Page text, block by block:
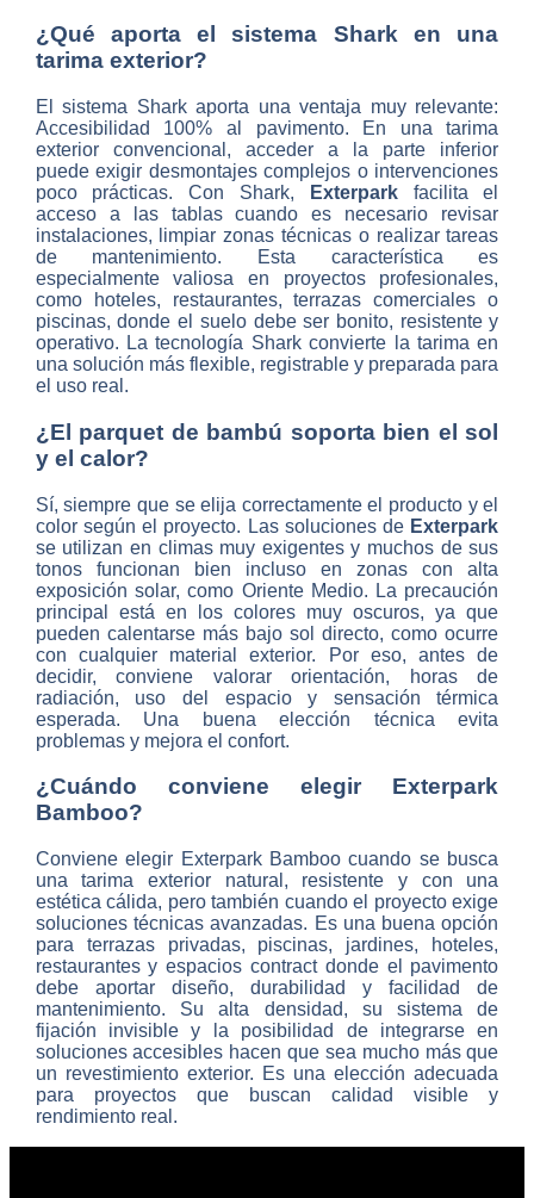
¿Qué aporta el sistema Shark en una
tarima exterior?
El sistema Shark aporta una ventaja muy relevante:
Accesibilidad 100% al pavimento. En una tarima
exterior convencional, acceder a la parte inferior
puede exigir desmontajes complejos o intervenciones
poco prácticas. Con Shark,
Exterparkfacilita el
acceso a las tablas cuando es necesario revisar
instalaciones, limpiar zonas técnicas o realizar tareas
de mantenimiento. Esta característica es
especialmente valiosa en proyectos profesionales,
como hoteles, restaurantes, terrazas comerciales o
piscinas, donde el suelo debe ser bonito, resistente y
operativo. La tecnología Shark convierte la tarima en
una solución más flexible, registrable y preparada para
el uso real.
¿El parquet de bambú soporta bien el sol
y el calor?
Sí, siempre que se elija correctamente el producto y el
color según el proyecto. Las soluciones de Exterpark
se utilizan en climas muy exigentes y muchos de sus
tonos funcionan bien incluso en zonas con alta
exposición solar, como Oriente Medio. La precaución
principal está en los colores muy oscuros, ya que
pueden calentarse más bajo sol directo, como ocurre
con cualquier material exterior. Por eso, antes de
decidir, conviene valorar orientación, horas de
radiación, uso del espacio y sensación térmica
esperada. Una buena elección técnica evita
problemas y mejora el confort.
¿Cuándo conviene elegir Exterpark
Bamboo?
Conviene elegir Exterpark Bamboo cuando se busca
una tarima exterior natural, resistente y con una
estética cálida, pero también cuando el proyecto exige
soluciones técnicas avanzadas. Es una buena opción
para terrazas privadas, piscinas, jardines, hoteles,
restaurantes y espacios contract donde el pavimento
debe aportar diseño, durabilidad y facilidad de
mantenimiento. Su alta densidad, su sistema de
fijación invisible y la posibilidad de integrarse en
soluciones accesibles hacen que sea mucho más que
un revestimiento exterior. Es una elección adecuada
para proyectos que buscan calidad visible y
rendimiento real.